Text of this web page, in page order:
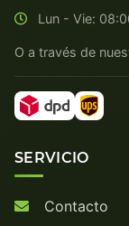
Lun - Vie:
O a través de
SERVICIO
Contacto